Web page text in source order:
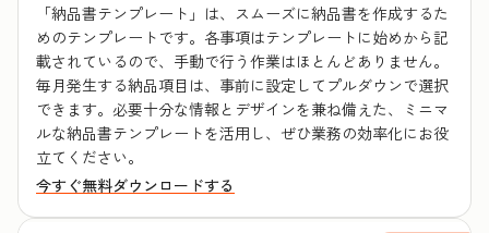
「納品書テンプレート」は、スムーズに納品書を作成するた
めのテンプレートです。各事項はテンプレートに始めから記
載されているので、手動で行う作業はほとんどありません。
毎月発生する納品項目は、事前に設定してプルダウンで選択
できます。必要十分な情報とデザインを兼ね備えた、ミニマ
ルな納品書テンプレートを活用し、ぜひ業務の効率化にお役
立てください。
今すぐ無料ダウンロードする